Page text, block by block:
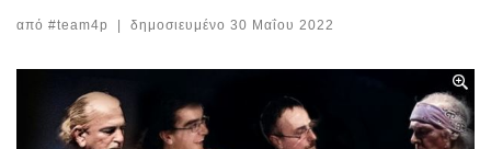
από #team4p δημοσιευμένο 30 Μαΐου 2022